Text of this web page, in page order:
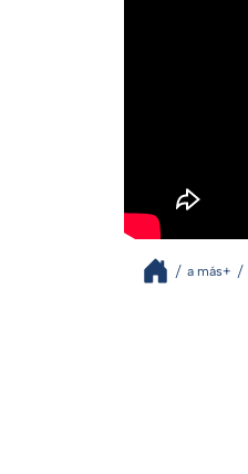
a más+